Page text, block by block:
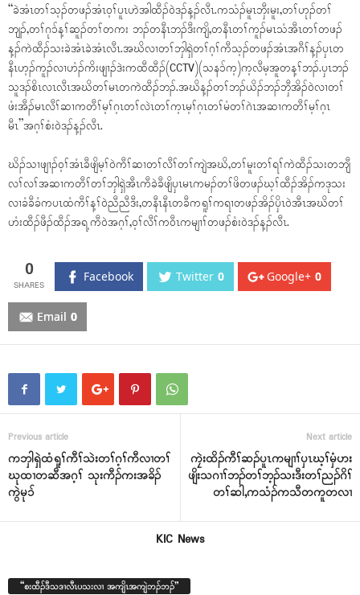
“ခဲအံၤတၢ်သ့ၣ်တဖၣ်အံၤဝ့ၢ်ပူၤဟဲအါထီၣ်ဝဲဒၣ်န့ၣ်လီၤ.ကသံၣ်မူၤဘှီးမူး,တၢ်ဟုၣ်တၢ်
ဘျၣ်,တၢ်ဂုၥ်န့ၢ်ဆူၣ်တၢ်တကး ဘၣ်တနီၤဘၣ်ဒီးကျိ,တနီၤတၢ်ကူၣ်မၤသံအီၤတၢ်တဖၣ်
န့ၣ်ကဲထီၣ်သးခဲအံၤခဲအံၤလီၤ.အဃိလၢတၢ်ဘှါရှဲတၢ်ဂ့ၢ်ကီသ့ၣ်တဖၣ်အံၤအဂီၢ်န့ၣ်ပှၤတ
နီၤဟ့ၣ်ကူၣ်လၢဟံၣ်ကိးဖျၢၣ်ဒဲးကထီထီၣ်(CCTV)(သနၥ်က့)က့လီမ့အူတန့ၢ်ဘၣ်.ပှၤဘၣ်
သူဒၣ်စိၤလၤလီၤအဃိတၢ်မၤတကဲထီၣ်ဘၣ်.အဃိန့ၣ်တၢ်ဘၣ်ယိၣ်ဘၣ်ဘှီအိၣ်ဝဲလၢတၢ်
ဖံးအီၣ်မၤလီၢ်ဆၢကတီၢ်မ့ၢ်ဂ့ၤတၢ်လဲၤတၢ်က့ၤမ့ၢ်ဂ့ၤတၢ်မံတၢ်ဂဲၤအဆၢကတီၢ်မ့ၢ်ဂ့ၤ
မီၤ”အဂ့ၢ်စံးဝဲဒၣ်န့ၣ်လီၤ.
ဃိၣ်သၢဖျၢၣ်ဝ့ၢ်အံၤခီဖျိမ့ၢ်ဝဲကီၢ်ဆၢတၢ်လီၢ်တၢ်ကျဲအဃိ,တၢ်မူးတၢ်ရၢ်ကဲထီၣ်သးတဘျီ
လၢ်လၢ်အဆၢကတီၢ်တၢ်ဘှါရှဲအီၤကီခဲခီဖျိပှၤမၤကမၣ်တၢ်ဖိတဖၣ်ဃ့ၢ်ထီၣ်အိၣ်ကဒုသး
လၢခံခီခံကပၤထံကီၢ်န့ၢ်ဝဲညီညီဒီး,တနီၤနီၤတခီကရူၢ်ကရၢတဖၣ်အိၣ်ပှိၤဝဲအီၤအဃိတၢ်
ဟံးထီၣ်ဖီၣ်ထီၣ်အရ့ကီဝဲအဂ့ၢ်,ဝ့ၢ်လီၢ်ကဝီၤကမျၢၢ်တဖၣ်စံးဝဲဒၣ်န့ၣ်လီၤ.
0 Facebook Twitter 0 Google+ 0
Email 0
Previous article
ကဘှါရှဲထံရူၢ်ကီၢ်သဲးတၢ်ဂ့ၢ်ကီလၢတၢ်
ဃုထၢတဆီအဂ့ၢ် သုးကီၣ်ကးအခိၣ်
ကွဲမုၥ်
Next article
ကၠဲးထိၣ်ကီၢ်ဆၣ်ပူၤကမျၢၢ်ပှၤဃ့ၢ်မှံဟး
ဖျိးသဂၢၢ်ဘၣ်တၢ်ဘ့ၣ်သးဒီးတၢ်ညၣ်ဂိၢ်
တၢ်ဆါ,ကသံၣ်ကသီတကူတလၢ
KIC News
“စးထီၣ်ဒီသဒၢလီၤပသးလၢ အကျိၤအကျဲဘၣ်ဘၣ်”